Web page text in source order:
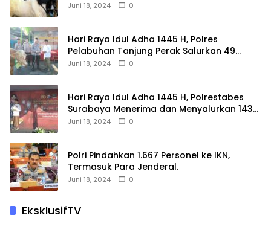
Juni 18, 2024 0
Hari Raya Idul Adha 1445 H, Polres
Pelabuhan Tanjung Perak Salurkan 49
Hewan Korban.
Juni 18, 2024 0
Hari Raya Idul Adha 1445 H, Polrestabes
Surabaya Menerima dan Menyalurkan 143
Hewan Kurban
Juni 18, 2024 0
Polri Pindahkan 1.667 Personel ke IKN,
Termasuk Para Jenderal.
Juni 18, 2024 0
EksklusifTV